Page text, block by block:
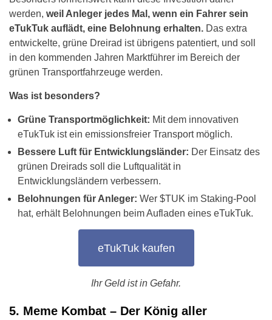
werden, weil Anleger jedes Mal, wenn ein Fahrer sein
eTukTuk auflädt, eine Belohnung erhalten. Das extra
entwickelte, grüne Dreirad ist übrigens patentiert, und soll
in den kommenden Jahren Marktführer im Bereich der
grünen Transportfahrzeuge werden.
Was ist besonders?
Grüne Transportmöglichkeit: Mit dem innovativen
eTukTuk ist ein emissionsfreier Transport möglich.
Bessere Luft für Entwicklungsländer: Der Einsatz des
grünen Dreirads soll die Luftqualität in
Entwicklungsländern verbessern.
Belohnungen für Anleger: Wer $TUK im Staking-Pool
hat, erhält Belohnungen beim Aufladen eines eTukTuk.
eTukTuk kaufen
Ihr Geld ist in Gefahr.
5. Meme Kombat – Der König aller